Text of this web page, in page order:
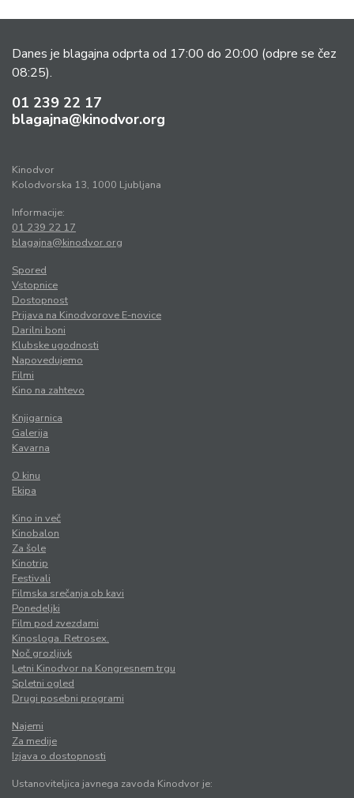
Danes je blagajna odprta od 17:00 do 20:00 (odpre se čez
08:25).
01 239 22 17
blagajna@kinodvor.org
Kinodvor
Kolodvorska 13, 1000 Ljubljana
Informacije:
01 239 22 17
blagajna@kinodvor.org
Spored
Vstopnice
Dostopnost
Prijava na Kinodvorove E-novice
Darilni boni
Klubske ugodnosti
Napovedujemo
Filmi
Kino na zahtevo
Knjigarnica
Galerija
Kavarna
O kinu
Ekipa
Kino in več
Kinobalon
Za šole
Kinotrip
Festivali
Filmska srečanja ob kavi
Ponedeljki
Film pod zvezdami
Kinosloga. Retrosex.
Noč grozljivk
Letni Kinodvor na Kongresnem trgu
Spletni ogled
Drugi posebni programi
Najemi
Za medije
Izjava o dostopnosti
Ustanoviteljica javnega zavoda Kinodvor je: